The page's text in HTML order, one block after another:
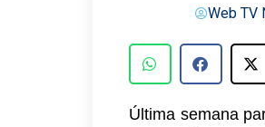
Web TV
Última semana